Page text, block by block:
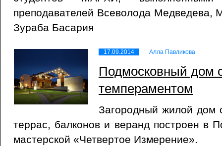
преподавателей Всеволода Медведева,
Зураба Басария
17.09.2014 Алла Павликова
Подмосковный дом
темпераментом
Загородный жилой дом
террас, балконов и веранд построен в
мастерской «Четвертое Измерение».